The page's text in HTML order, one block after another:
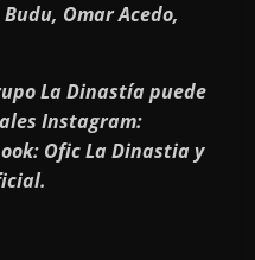
Omar Acedo,
La Dinastía puede
Instagram:
Ofic La Dinastia y